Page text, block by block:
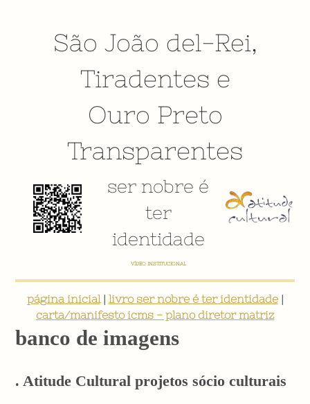
São João del-Rei,
Tiradentes e
Ouro Preto
Transparentes
ser nobre é
ter
identidade
E-BOOK: "SER NOBRE É TER IDENTIDADE: INVENTÁRIO DIGITAL PARTICIPATIVO SOBRE O PATRIMÔNIO
página inicial| livro ser nobre é ter identidade|
carta/manifesto icms - plano diretor matriz
banco de imagens
. Atitude Cultural projetos sócio culturais